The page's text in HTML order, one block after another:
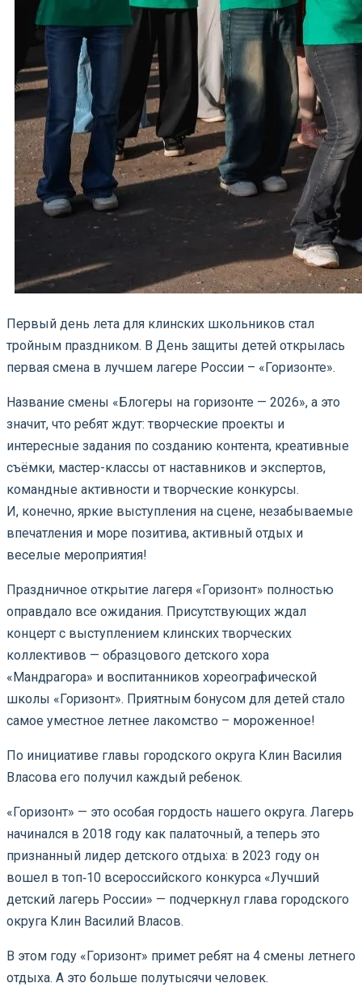
Первый день лета для клинских школьников стал
тройным праздником. В День защиты детей открылась
первая смена в лучшем лагере России – «Горизонте».
Название смены «Блогеры на горизонте — 2026», а это
значит, что ребят ждут: творческие проекты и
интересные задания по созданию контента, креативные
съёмки, мастер-классы от наставников и экспертов,
командные активности и творческие конкурсы.
И, конечно, яркие выступления на сцене, незабываемые
впечатления и море позитива, активный отдых и
веселые мероприятия!
Праздничное открытие лагеря «Горизонт» полностью
оправдало все ожидания. Присутствующих ждал
концерт с выступлением клинских творческих
коллективов — образцового детского хора
«Мандрагора» и воспитанников хореографической
школы «Горизонт». Приятным бонусом для детей стало
самое уместное летнее лакомство – мороженное!
По инициативе главы городского округа Клин Василия
Власова его получил каждый ребенок.
«Горизонт» — это особая гордость нашего округа. Лагерь
начинался в 2018 году как палаточный, а теперь это
признанный лидер детского отдыха: в 2023 году он
вошел в топ‑10 всероссийского конкурса «Лучший
детский лагерь России» — подчеркнул глава городского
округа Клин Василий Власов.
В этом году «Горизонт» примет ребят на 4 смены летнего
отдыха. А это больше полутысячи человек.